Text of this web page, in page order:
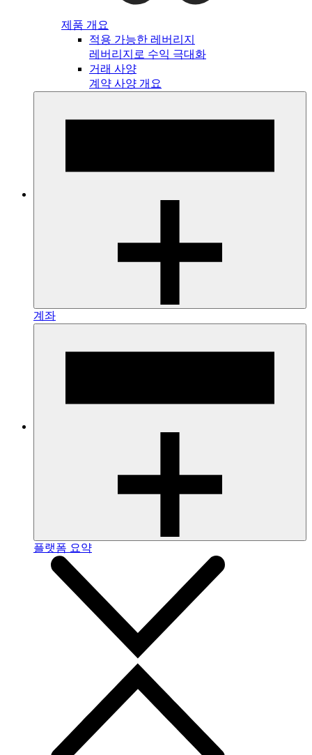
제품 개요
적용 가능한 레버리지
레버리지로 수익 극대화
거래 사양
계약 사양 개요
계좌
플랫폼 요약